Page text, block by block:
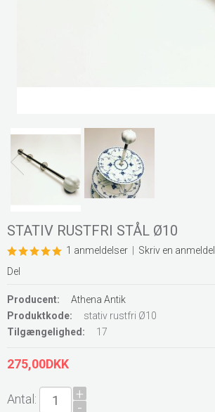
STATIV RUSTFRI STÅL Ø10
1 anmeldelser
Skriv en
Del
Producent:
Athena Antik
Produktkode:
stativ rustfri Ø10
Tilgængelighed:
17
275,00DKK
Antal: +
-